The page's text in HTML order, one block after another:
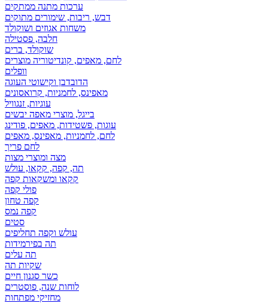
ערכות מתנה ממתקים
דבש, ריבות, שימורים מתוקים
משחות אגוזים ושוקולד
חלבה, פסטילה
שוקולד, ברים
לחם, מאפים, קונדיטוריה מוצרים
וופלים
הדובדבן וקישוטי העוגה
מאפינס, לחמניות, קרואסונים
עוגיות, זנגוויל
בייגל, מוצרי מאפה יבשים
עוגות, פשטידות, מאפים, פודינג
לחם, לחמניות, מאפינס, מאפים
לחם פריך
מצה ומוצרי מצות
תה, קפה, קקאו, עולש
קקאו ומשקאות קפה
פולי קפה
קפה טחון
קפה נמס
סטים
עולש וקפה תחליפים
תה בפירמידות
תה עלים
שקיות תה
כשר סגנון חיים
לוחות שנה, פוסטרים
מחזיקי מפתחות